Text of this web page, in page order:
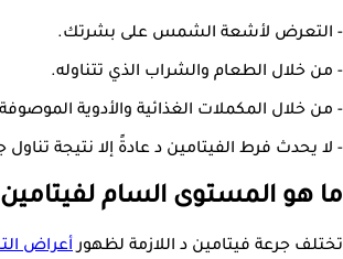
- التعرض لأشعة الشمس على بشرتك.
- من خلال الطعام والشراب الذي تتناوله.
- من خلال المكملات الغذائية والأدوية
- لا يحدث فرط الفيتامين د عادةً إلا نتيجة
ما هو المستوى السام
تختلف جرعة فيتامين د اللازمة لظهورأعراض